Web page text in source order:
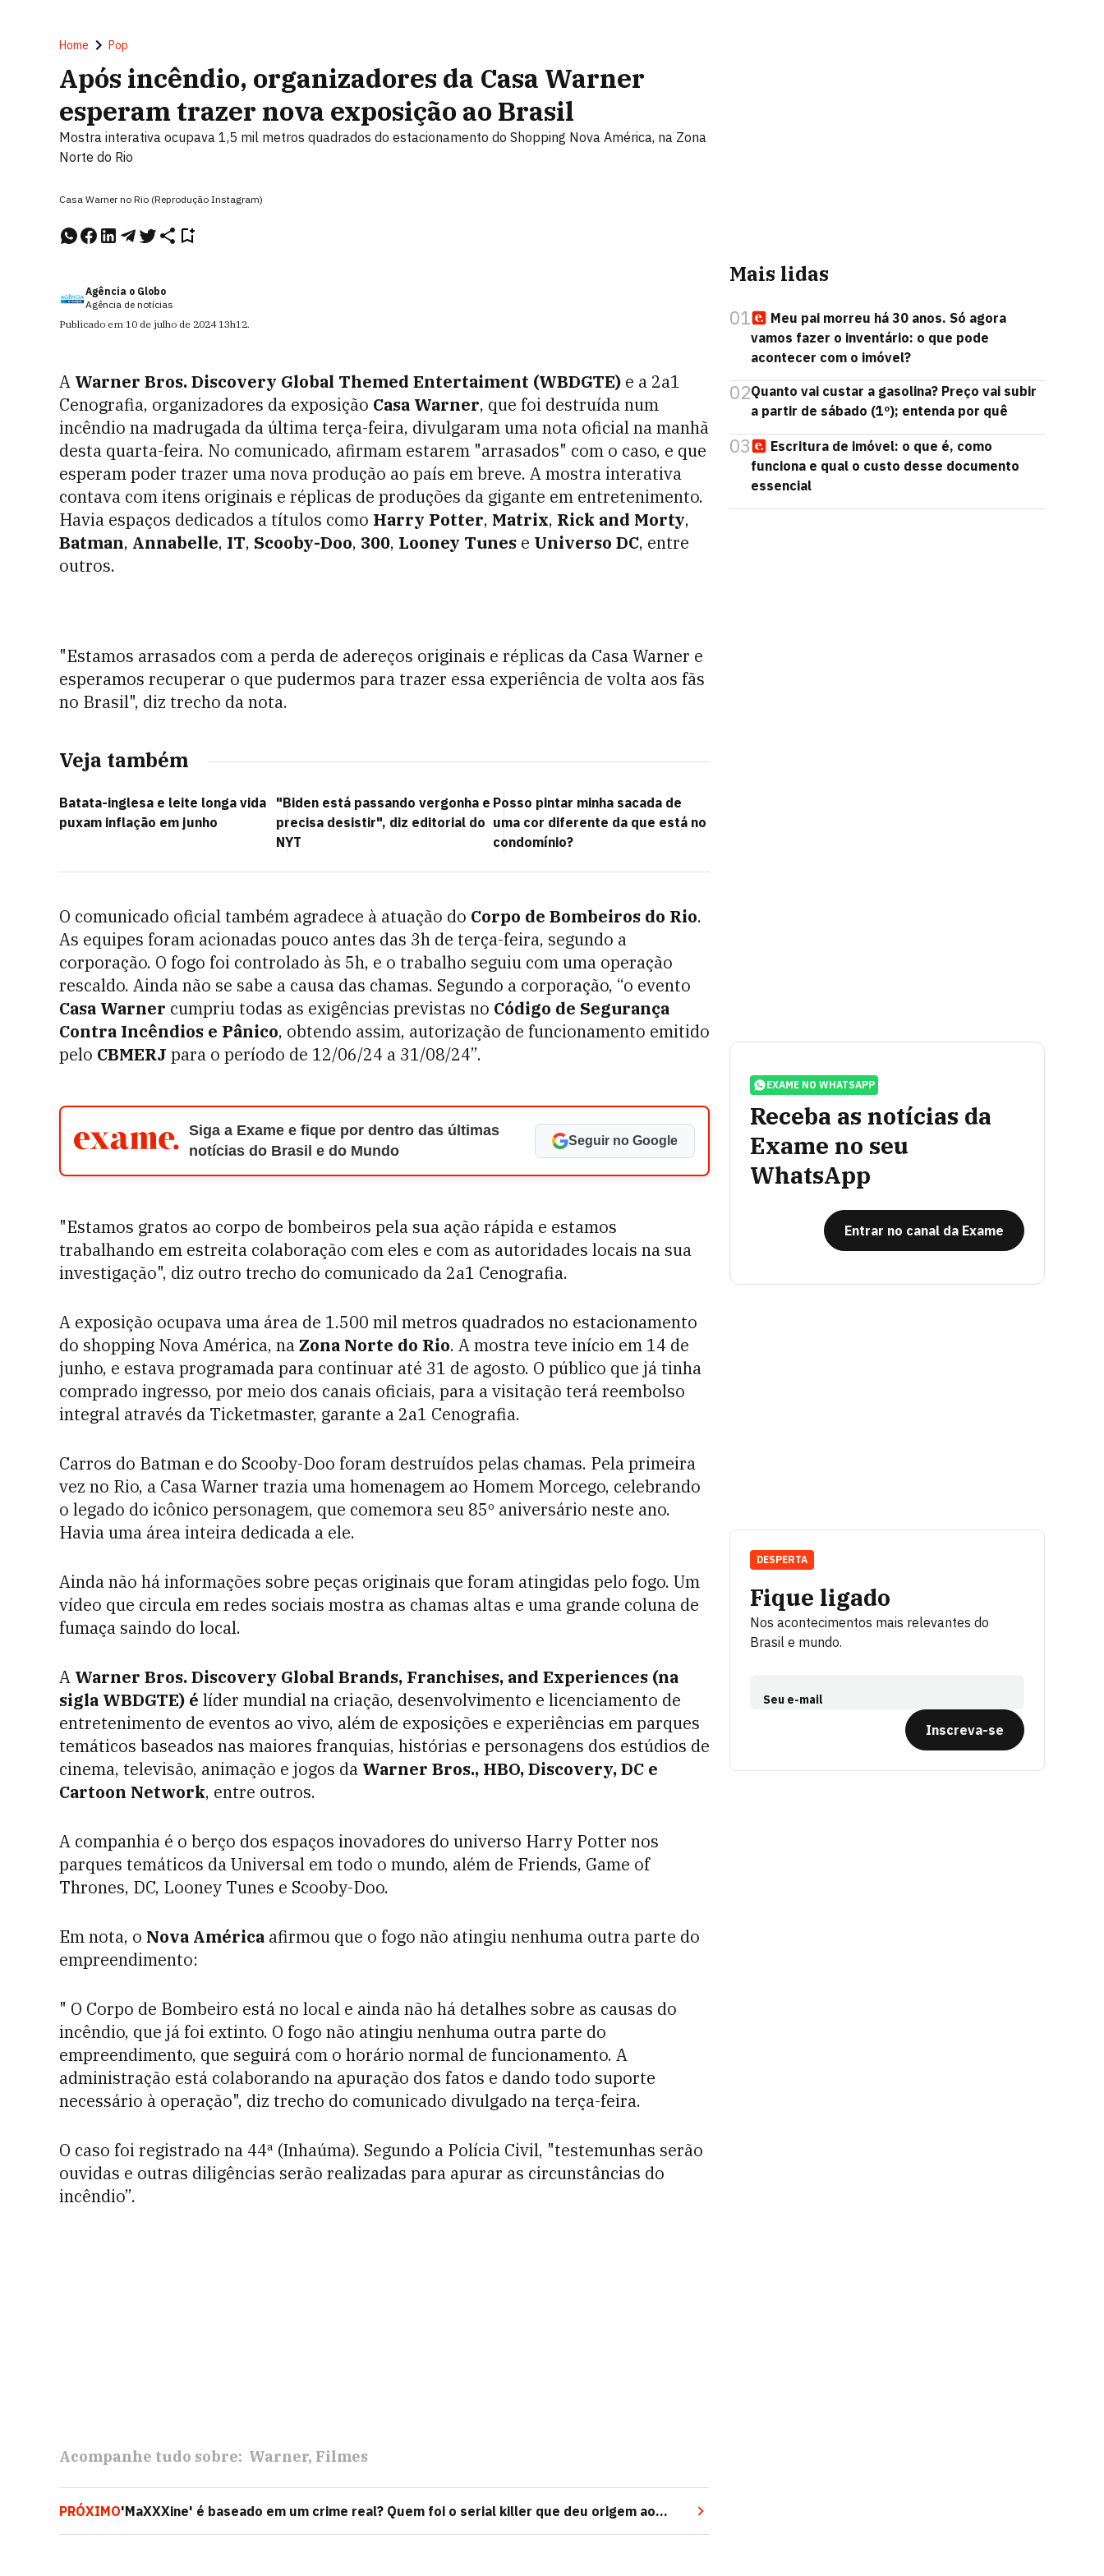
Home Pop
Após incêndio, organizadores da Casa Warner
esperam trazer nova exposição ao Brasil
Mostra interativa ocupava 1,5 mil metros quadrados do estacionamento do Shopping Nova América, na Zona
Norte do Rio
Casa Warner no Rio (Reprodução Instagram)
Agência o Globo
Agência de notícias
Publicado em 10 de julho de 2024 13h12.
A Warner Bros. Discovery Global Themed Entertaiment (WBDGTE) e a 2a1
Cenografia, organizadores da exposição Casa Warner, que foi destruída num
incêndio na madrugada da última terça-feira, divulgaram uma nota oficial na manhã
desta quarta-feira. No comunicado, afirmam estarem "arrasados" com o caso, e que
esperam poder trazer uma nova produção ao país em breve. A mostra interativa
contava com itens originais e réplicas de produções da gigante em entretenimento.
Havia espaços dedicados a títulos como Harry Potter, Matrix, Rick and Morty,
Batman, Annabelle, IT, Scooby-Doo, 300, Looney Tunes e Universo DC, entre
outros.
"Estamos arrasados com a perda de adereços originais e réplicas da Casa Warner e
esperamos recuperar o que pudermos para trazer essa experiência de volta aos fãs
no Brasil", diz trecho da nota.
Veja também
Batata-inglesa e leite longa vida
puxam inflação em junho
"Biden está passando vergonha e
precisa desistir", diz editorial do
NYT
Posso pintar minha sacada de
uma cor diferente da que está no
condomínio?
O comunicado oficial também agradece à atuação do Corpo de Bombeiros do Rio.
As equipes foram acionadas pouco antes das 3h de terça-feira, segundo a
corporação. O fogo foi controlado às 5h, e o trabalho seguiu com uma operação
rescaldo. Ainda não se sabe a causa das chamas. Segundo a corporação, “o evento
Casa Warner cumpriu todas as exigências previstas no Código de Segurança
Contra Incêndios e Pânico, obtendo assim, autorização de funcionamento emitido
pelo CBMERJ para o período de 12/06/24 a 31/08/24”.
Siga a Exame e fique por dentro das últimas
notícias do Brasil e do Mundo
Seguir no Google
"Estamos gratos ao corpo de bombeiros pela sua ação rápida e estamos
trabalhando em estreita colaboração com eles e com as autoridades locais na sua
investigação", diz outro trecho do comunicado da 2a1 Cenografia.
A exposição ocupava uma área de 1.500 mil metros quadrados no estacionamento
do shopping Nova América, naZona Norte do Rio. A mostra teve início em 14 de
junho, e estava programada para continuar até 31 de agosto. O público que já tinha
comprado ingresso, por meio dos canais oficiais, para a visitação terá reembolso
integral através da Ticketmaster, garante a 2a1 Cenografia.
Carros do Batman e do Scooby-Doo foram destruídos pelas chamas. Pela primeira
vez no Rio, a Casa Warner trazia uma homenagem ao Homem Morcego, celebrando
o legado do icônico personagem, que comemora seu 85º aniversário neste ano.
Havia uma área inteira dedicada a ele.
Ainda não há informações sobre peças originais que foram atingidas pelo fogo. Um
vídeo que circula em redes sociais mostra as chamas altas e uma grande coluna de
fumaça saindo do local.
A Warner Bros. Discovery Global Brands, Franchises, and Experiences (na
sigla WBDGTE) é líder mundial na criação, desenvolvimento e licenciamento de
entretenimento de eventos ao vivo, além de exposições e experiências em parques
temáticos baseados nas maiores franquias, histórias e personagens dos estúdios de
cinema, televisão, animação e jogos da Warner Bros., HBO, Discovery, DC e
Cartoon Network, entre outros.
A companhia é o berço dos espaços inovadores do universo Harry Potter nos
parques temáticos da Universal em todo o mundo, além de Friends, Game of
Thrones, DC, Looney Tunes e Scooby-Doo.
Em nota, o Nova América afirmou que o fogo não atingiu nenhuma outra parte do
empreendimento:
" O Corpo de Bombeiro está no local e ainda não há detalhes sobre as causas do
incêndio, que já foi extinto. O fogo não atingiu nenhuma outra parte do
empreendimento, que seguirá com o horário normal de funcionamento. A
administração está colaborando na apuração dos fatos e dando todo suporte
necessário à operação", diz trecho do comunicado divulgado na terça-feira.
O caso foi registrado na 44ª (Inhaúma). Segundo a Polícia Civil, "testemunhas serão
ouvidas e outras diligências serão realizadas para apurar as circunstâncias do
incêndio”.
Acompanhe tudo sobre: Warner Filmes
PRÓXIMO'MaXXXine' é baseado em um crime real? Quem foi o serial killer que deu origem ao
Night Stalker
Mais lidas
01
Meu pai morreu há 30 anos. Só agora
vamos fazer o inventário: o que pode
acontecer com o imóvel?
02Quanto vai custar a gasolina? Preço vai subir
a partir de sábado (1º); entenda por quê
03
Escritura de imóvel: o que é, como
funciona e qual o custo desse documento
essencial
EXAME NO WHATSAPP
Receba as notícias da
Exame no seu
WhatsApp
Entrar no canal da Exame
Fique ligado
Nos acontecimentos mais relevantes do
Brasil e mundo.
Seu e-mail
Inscreva-se
DESPERTA